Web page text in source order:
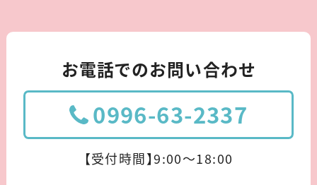
お電話でのお問い合わせ
0996-63-2337
【受付時間】9:00〜18:00